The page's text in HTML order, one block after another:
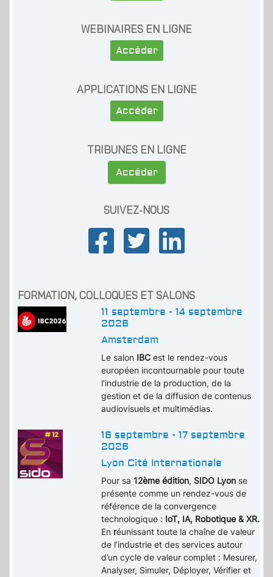
WEBINAIRES EN LIGNE
Accéder
APPLICATIONS EN LIGNE
Accéder
TRIBUNES EN LIGNE
Accéder
SUIVEZ-NOUS
FORMATION, COLLOQUES ET SALONS
11 septembre - 14 septembre
2026
Amsterdam
Le salon IBCest le rendez-vous
européen incontournable pour toute
l'industrie de la production, de la
gestion et de la diffusion de contenus
audiovisuels et multimédias.
16 septembre - 17 septembre
2026
Lyon Cité Internationale
Pour sa12ème édition, SIDO Lyon se
présente comme un rendez-vous de
référence de la convergence
technologique : IoT, IA, Robotique & XR.
En réunissant toute la chaîne de valeur
de l’industrie et des services autour
d’un cycle de valeur complet : Mesurer,
Analyser, Simuler, Déployer, Vérifier et